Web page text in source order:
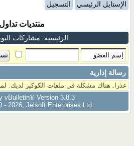
الإستايل الرئيسي التسجيل
منتديات تداول
الرئيسية مشاركات
رسالة إدارية
عذرا. هناك مشكلة فى ملفات الكوكيز لديك.
vBulletin® Version 3.8.3
- 2026, Jelsoft Enterprises Ltd.